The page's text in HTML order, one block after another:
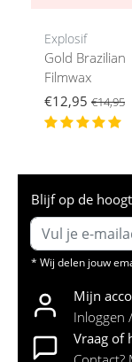
Explosif
Gold Brazilian
Filmwax
€12,95 €14,95
Blijf op de
* Wij delen jouw
Mijn
Inloggen
Vraag of